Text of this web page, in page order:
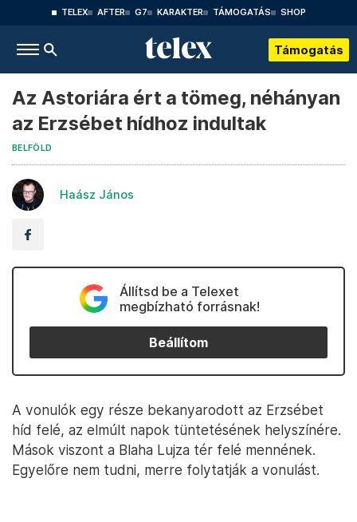
TELEX AFTER G7 KARAKTER TÁMOGATÁS SHOP
Támogatás
Az Astoriára ért a tömeg, néhányan
az Erzsébet hídhoz indultak
BELFÖLD
Haász János
Állítsd be a Telexet
megbízható forrásnak!
Beállítom
A vonulók egy része bekanyarodott az Erzsébet
híd felé, az elmúlt napok tüntetésének helyszínére.
Mások viszont a Blaha Lujza tér felé mennének.
Egyelőre nem tudni, merre folytatják a vonulást.